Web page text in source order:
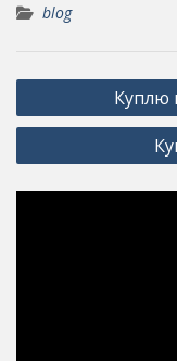
blog
Post
navigation
Куплю